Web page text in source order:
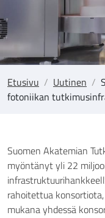
Etusivu / Uutinen /
fotoniikan
Suomen Akatemian
myöntänyt yli 22
rahoitettua
mukana yhdessä